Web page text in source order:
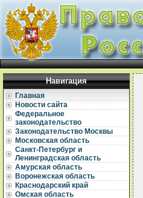
Навигация
Главная
Новости сайта
Федеральное
законодательство
Законодательство Москвы
Московская область
Санкт-Петербург и
Ленинградская область
Амурская область
Воронежская область
Краснодарский край
Омская область